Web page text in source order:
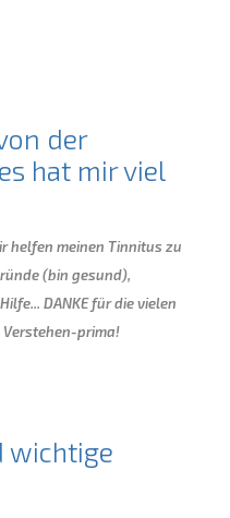
der
hat mir viel
helfen meinen Tinnitus zu
(bin gesund),
DANKE für die vielen
prima!
wichtige